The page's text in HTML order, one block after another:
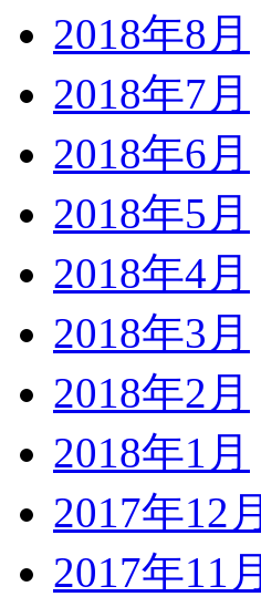
2018年8月
2018年7月
2018年6月
2018年5月
2018年4月
2018年3月
2018年2月
2018年1月
2017年12月
2017年11月